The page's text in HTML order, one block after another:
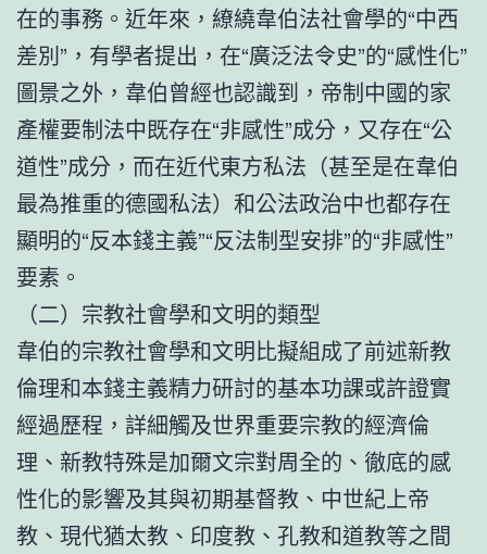
在的事務。近年來，繚繞韋伯法社會學的“中西
差別”，有學者提出，在“廣泛法令史”的“感性化”
圖景之外，韋伯曾經也認識到，帝制中國的家
產權要制法中既存在“非感性”成分，又存在“公
道性”成分，而在近代東方私法（甚至是在韋伯
最為推重的德國私法）和公法政治中也都存在
顯明的“反本錢主義”“反法制型安排”的“非感性”
要素。
（二）宗教社會學和文明的類型
韋伯的宗教社會學和文明比擬組成了前述新教
倫理和本錢主義精力研討的基本功課或許證實
經過歷程，詳細觸及世界重要宗教的經濟倫
理、新教特殊是加爾文宗對周全的、徹底的感
性化的影響及其與初期基督教、中世紀上帝
教、現代猶太教、印度教、孔教和道教等之間